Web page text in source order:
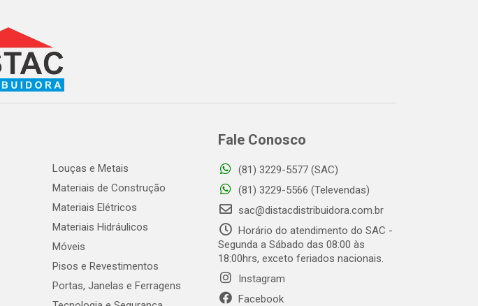
Louças e Metais
Materiais de Construção
Materiais Elétricos
Materiais Hidráulicos
Móveis
Pisos e Revestimentos
Portas, Janelas e Ferragens
Fale Conosco
(81) 3229-5577 (SAC)
(81) 3229-5566 (Televendas)
sac@distacdistribuidora.com.br
Horário do atendimento do SAC -
Segunda a Sábado das 08:00 às
18:00hrs, exceto feriados nacionais.
Instagram
Facebook